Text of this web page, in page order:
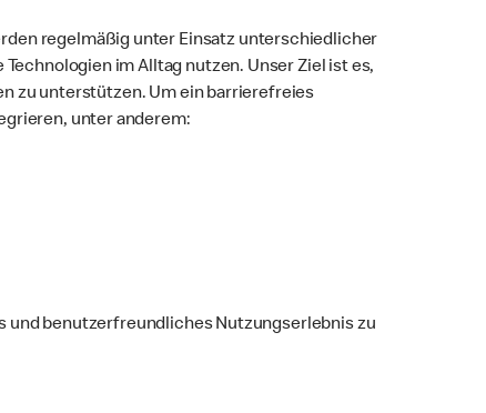
regelmäßig unter Einsatz unterschiedlicher
im Alltag nutzen. Unser Ziel ist es,
zu unterstützen. Um ein barrierefreies
unter anderem:
und benutzerfreundliches Nutzungserlebnis zu